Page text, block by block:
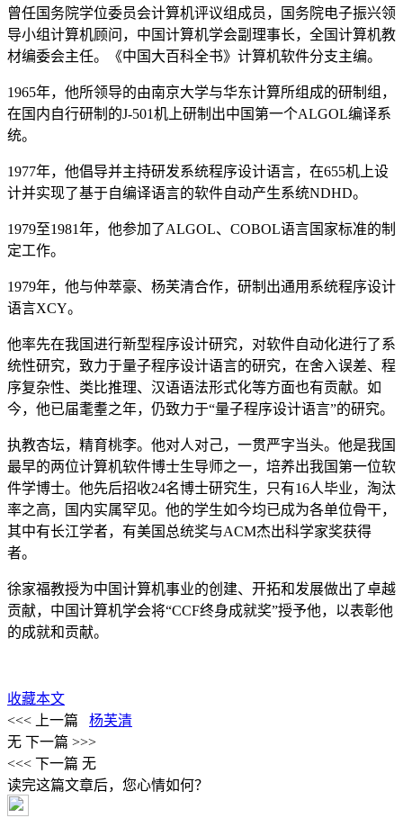
曾任国务院学位委员会计算机评议组成员，国务院电子振兴领
导小组计算机顾问，中国计算机学会副理事长，全国计算机教
材编委会主任。《中国大百科全书》计算机软件分支主编。
1965年，他所领导的由南京大学与华东计算所组成的研制组，
在国内自行研制的J-501机上研制出中国第一个ALGOL编译系
统。
1977年，他倡导并主持研发系统程序设计语言，在655机上设
计并实现了基于自编译语言的软件自动产生系统NDHD。
1979至1981年，他参加了ALGOL、COBOL语言国家标准的制
定工作。
1979年，他与仲萃豪、杨芙清合作，研制出通用系统程序设计
语言XCY。
他率先在我国进行新型程序设计研究，对软件自动化进行了系
统性研究，致力于量子程序设计语言的研究，在舍入误差、程
序复杂性、类比推理、汉语语法形式化等方面也有贡献。如
今，他已届耄耋之年，仍致力于“量子程序设计语言”的研究。
执教杏坛，精育桃李。他对人对己，一贯严字当头。他是我国
最早的两位计算机软件博士生导师之一，培养出我国第一位软
件学博士。他先后招收24名博士研究生，只有16人毕业，淘汰
率之高，国内实属罕见。他的学生如今均已成为各单位骨干，
其中有长江学者，有美国总统奖与ACM杰出科学家奖获得
者。
徐家福教授为中国计算机事业的创建、开拓和发展做出了卓越
贡献，中国计算机学会将“CCF终身成就奖”授予他，以表彰他
的成就和贡献。
收藏本文
<<< 上一篇
杨芙清
无 下一篇 >>>
<<< 下一篇 无
读完这篇文章后，您心情如何？